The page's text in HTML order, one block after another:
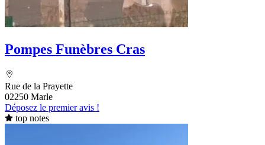
Pompes Funèbres Cras
Rue de la Prayette
02250 Marle
Déposez le premier avis !
top notes